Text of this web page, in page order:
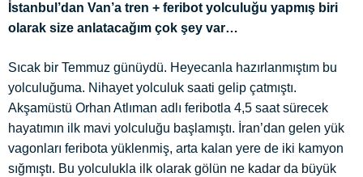
İstanbul’dan Van’a tren + feribot yolculuğu yapmış biri
olarak size anlatacağım çok şey var…
Sıcak bir Temmuz günüydü. Heyecanla hazırlanmıştım bu
yolculuğuma. Nihayet yolculuk saati gelip çatmıştı.
Akşamüstü Orhan Atlıman adlı feribotla 4,5 saat sürecek
hayatımın ilk mavi yolculuğu başlamıştı. İran’dan gelen yük
vagonları feribota yüklenmiş, arta kalan yere de iki kamyon
sığmıştı. Bu yolculukla ilk olarak gölün ne kadar da büyük